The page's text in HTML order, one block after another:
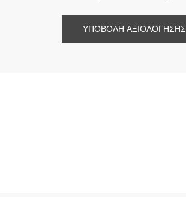
ΥΠΟΒΟΛΉ ΑΞΙΟΛΌΓΗΣΗΣ